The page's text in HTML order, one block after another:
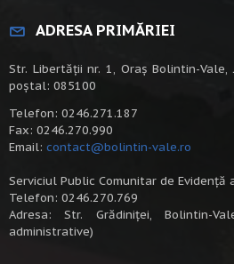
ADRESA PRIMĂRIEI
Str. Libertății nr. 1, Oraș Bolintin-Vale,
poștal: 085100
Telefon: 0246.271.187
Fax: 0246.270.990
Email: contact@bolintin-vale.ro
Serviciul Public Comunitar de Evidență
Telefon: 0246.270.769
Adresa: Str. Grădiniței, Bolintin-
administrative)